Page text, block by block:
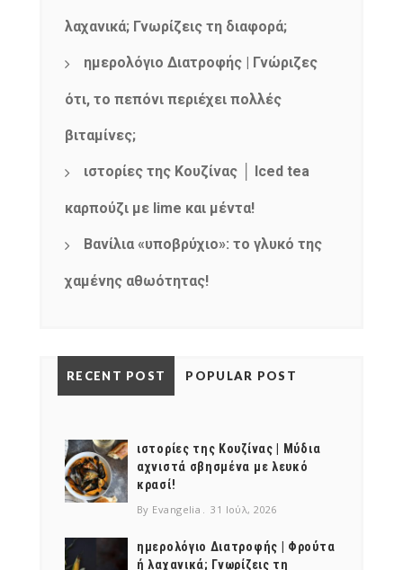
λαχανικά; Γνωρίζεις τη διαφορά;
ημερολόγιο Διατροφής | Γνώριζες
ότι, το πεπόνι περιέχει πολλές
βιταμίνες;
ιστορίες της Κουζίνας │ Iced tea
καρπούζι με lime και μέντα!
Βανίλια «υποβρύχιο»: το γλυκό της
χαμένης αθωότητας!
RECENT POST POPULAR POST
ιστορίες της Κουζίνας | Μύδια
αχνιστά σβησμένα με λευκό
κρασί!
By Evangelia 31 Ιούλ, 2026
ημερολόγιο Διατροφής | Φρούτα
ή λαχανικά; Γνωρίζεις τη